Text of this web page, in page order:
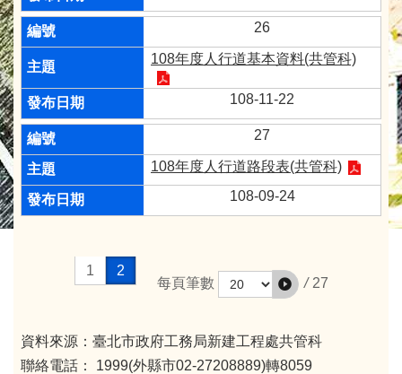
26
108年度人行道基本資料(共管科)
108-11-22
27
108年度人行道路段表(共管科)
108-09-24
1
2
每頁筆數
/ 27
資料來源：臺北市政府工務局新建工程處共管科
聯絡電話： 1999(外縣市02-27208889)轉8059